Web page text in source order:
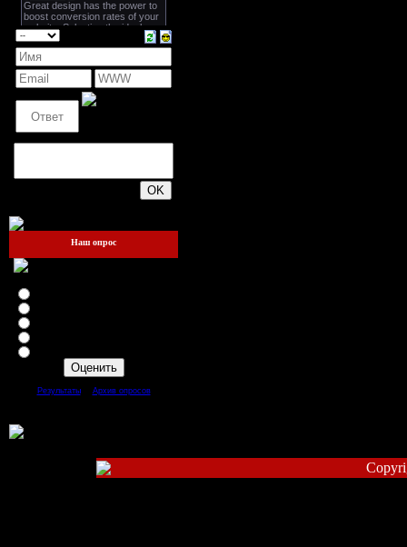
Наш опрос
Результаты· Архив опросов]